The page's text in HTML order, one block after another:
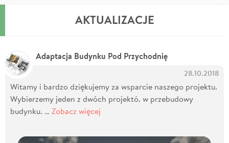
AKTUALIZACJE
Adaptacja Budynku Pod Przychodnię
28.10.2018
Witamy i bardzo dziękujemy za wsparcie naszego projektu.
Wybierzemy jeden z dwóch projektó. w przebudowy
budynku. … Zobacz więcej